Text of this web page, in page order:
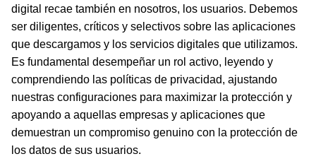
digital recae también en nosotros, los usuarios. Debemos
ser diligentes, críticos y selectivos sobre las aplicaciones
que descargamos y los servicios digitales que utilizamos.
Es fundamental desempeñar un rol activo, leyendo y
comprendiendo las políticas de privacidad, ajustando
nuestras configuraciones para maximizar la protección y
apoyando a aquellas empresas y aplicaciones que
demuestran un compromiso genuino con la protección de
los datos de sus usuarios.